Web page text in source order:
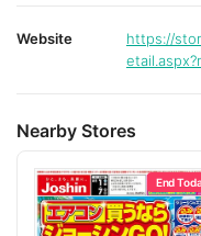
Website
https://
Nearby Stores
End